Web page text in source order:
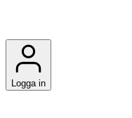
Logga in